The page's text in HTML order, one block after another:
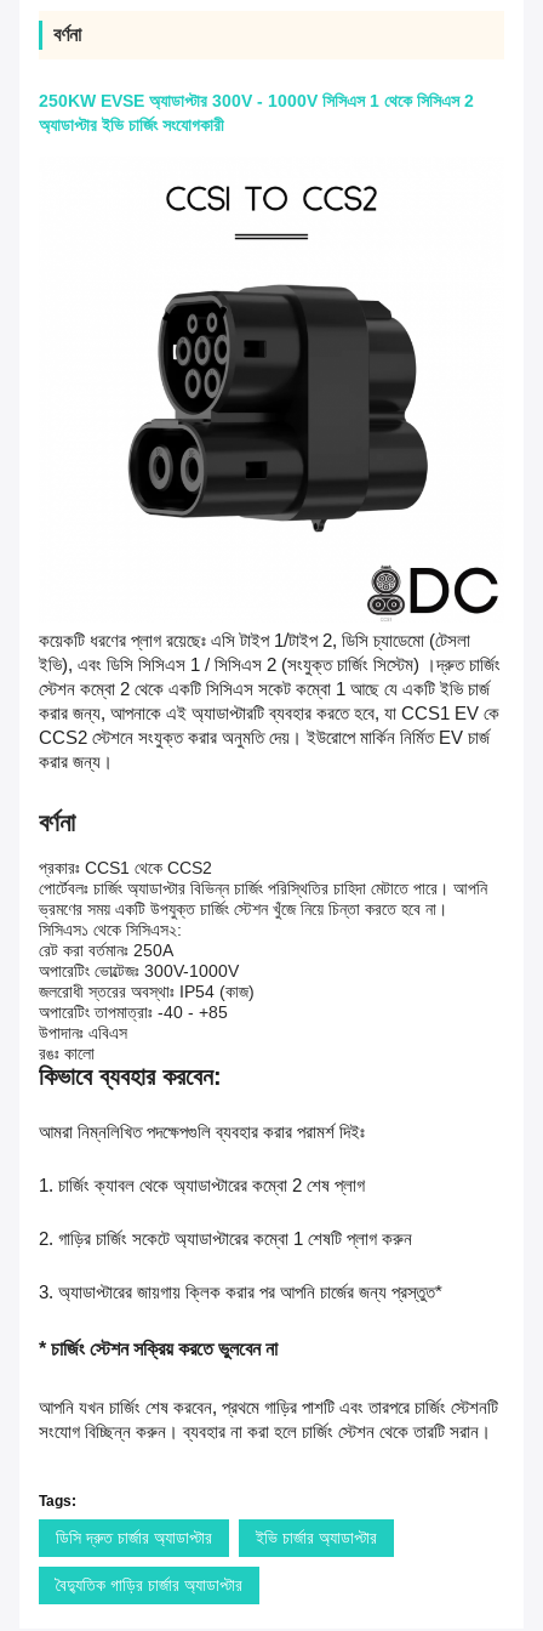
বর্ণনা
250KW EVSE অ্যাডাপ্টার 300V - 1000V সিসিএস 1 থেকে সিসিএস 2
অ্যাডাপ্টার ইভি চার্জিং সংযোগকারী
কয়েকটি ধরণের প্লাগ রয়েছেঃ এসি টাইপ 1/টাইপ 2, ডিসি চ্যাডেমো (টেসলা
ইভি), এবং ডিসি সিসিএস 1 / সিসিএস 2 (সংযুক্ত চার্জিং সিস্টেম) ।দ্রুত চার্জিং
স্টেশন কম্বো 2 থেকে একটি সিসিএস সকেট কম্বো 1 আছে যে একটি ইভি চার্জ
করার জন্য, আপনাকে এই অ্যাডাপ্টারটি ব্যবহার করতে হবে, যা CCS1 EV কে
CCS2 স্টেশনে সংযুক্ত করার অনুমতি দেয়। ইউরোপে মার্কিন নির্মিত EV চার্জ
করার জন্য।
বর্ণনা
প্রকারঃ CCS1 থেকে CCS2
পোর্টেবলঃ চার্জিং অ্যাডাপ্টার বিভিন্ন চার্জিং পরিস্থিতির চাহিদা মেটাতে পারে। আপনি
ভ্রমণের সময় একটি উপযুক্ত চার্জিং স্টেশন খুঁজে নিয়ে চিন্তা করতে হবে না।
সিসিএস১ থেকে সিসিএস২:
রেট করা বর্তমানঃ 250A
অপারেটিং ভোল্টেজঃ 300V-1000V
জলরোধী স্তরের অবস্থাঃ IP54 (কাজ)
অপারেটিং তাপমাত্রাঃ -40 - +85
উপাদানঃ এবিএস
রঙঃ কালো
কিভাবে ব্যবহার করবেন:
আমরা নিম্নলিখিত পদক্ষেপগুলি ব্যবহার করার পরামর্শ দিইঃ
1. চার্জিং ক্যাবল থেকে অ্যাডাপ্টারের কম্বো 2 শেষ প্লাগ
2. গাড়ির চার্জিং সকেটে অ্যাডাপ্টারের কম্বো 1 শেষটি প্লাগ করুন
3. অ্যাডাপ্টারের জায়গায় ক্লিক করার পর আপনি চার্জের জন্য প্রস্তুত*
* চার্জিং স্টেশন সক্রিয় করতে ভুলবেন না
আপনি যখন চার্জিং শেষ করবেন, প্রথমে গাড়ির পাশটি এবং তারপরে চার্জিং স্টেশনটি
সংযোগ বিচ্ছিন্ন করুন। ব্যবহার না করা হলে চার্জিং স্টেশন থেকে তারটি সরান।
Tags:
ডিসি দ্রুত চার্জার অ্যাডাপ্টার ইভি চার্জার অ্যাডাপ্টার
বৈদ্যুতিক গাড়ির চার্জার অ্যাডাপ্টার